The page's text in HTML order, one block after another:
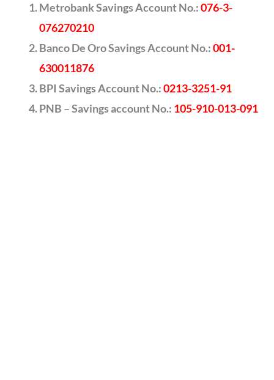
Metrobank Savings Account No.:076-3-
076270210
Banco De Oro Savings Account No.:001-
630011876
BPI Savings Account No.:0213-3251-91
PNB – Savings account No.: 105-910-013-091